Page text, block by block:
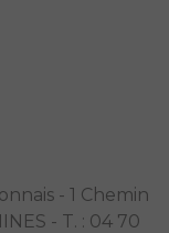
- 1 Chemin
- T. : 04 70